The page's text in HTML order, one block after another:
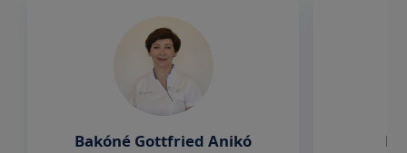
Bakóné Gottfried Anikó